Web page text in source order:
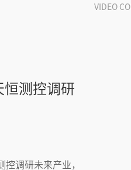
VIDEO
恒测控调研
调研未来产业，